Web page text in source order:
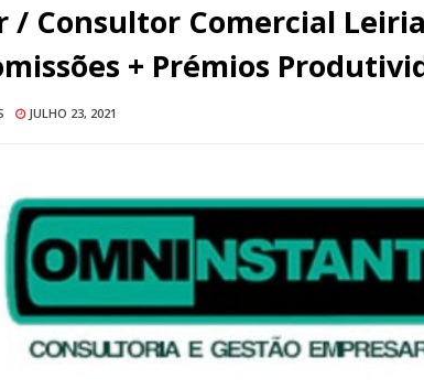
/ Consultor Comercial
+ Prémios
JULHO 23, 2021